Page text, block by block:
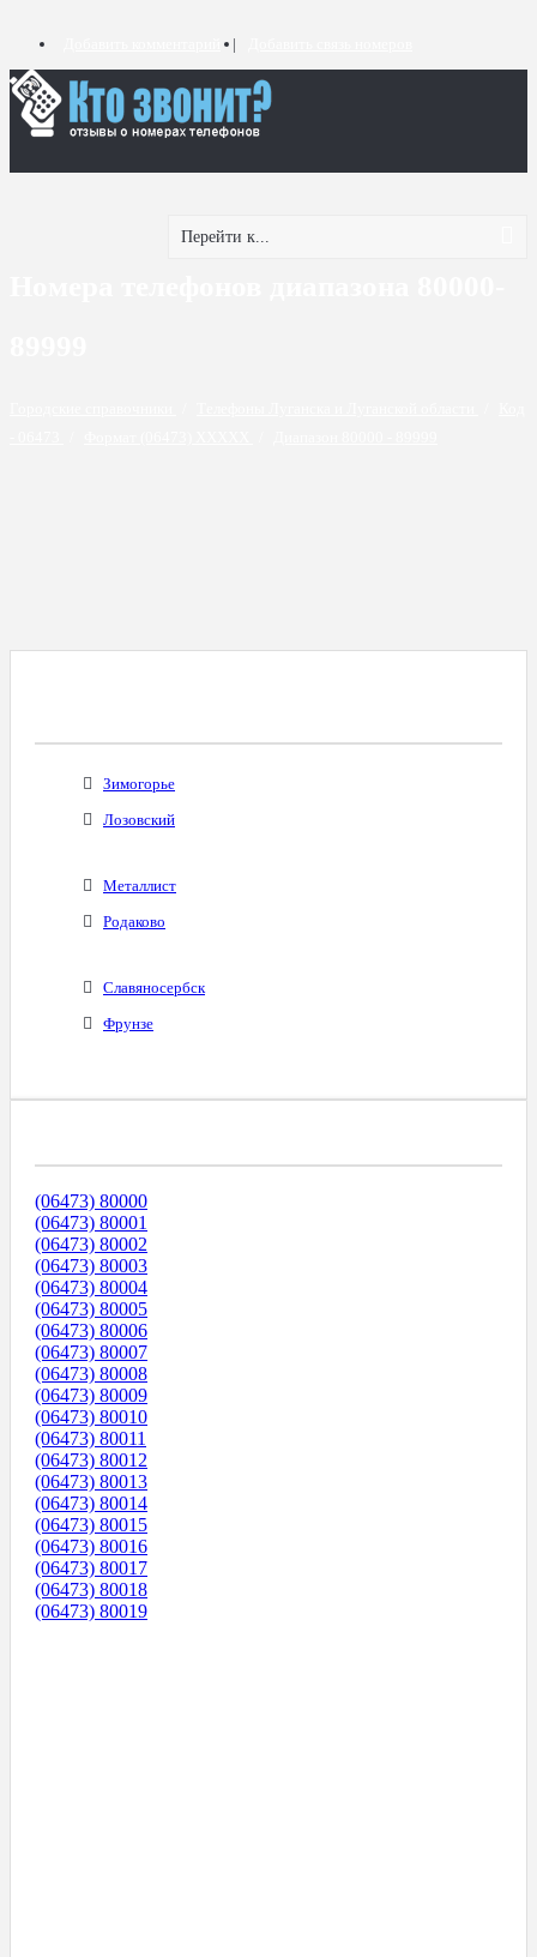
Перейти к...
Зимогорье
Лозовский
Металлист
Родаково
Славяносербск
Фрунзе
(06473) 80000
(06473) 80001
(06473) 80002
(06473) 80003
(06473) 80004
(06473) 80005
(06473) 80006
(06473) 80007
(06473) 80008
(06473) 80009
(06473) 80010
(06473) 80011
(06473) 80012
(06473) 80013
(06473) 80014
(06473) 80015
(06473) 80016
(06473) 80017
(06473) 80018
(06473) 80019